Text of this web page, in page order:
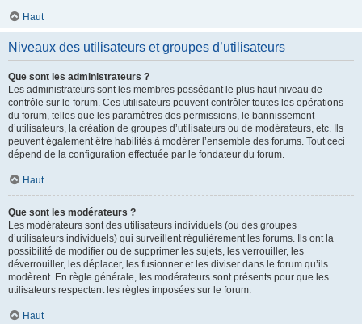
Haut
Niveaux des utilisateurs et groupes d’utilisateurs
Que sont les administrateurs ?
Les administrateurs sont les membres possédant le plus haut niveau de
contrôle sur le forum. Ces utilisateurs peuvent contrôler toutes les opérations
du forum, telles que les paramètres des permissions, le bannissement
d’utilisateurs, la création de groupes d’utilisateurs ou de modérateurs, etc. Ils
peuvent également être habilités à modérer l’ensemble des forums. Tout ceci
dépend de la configuration effectuée par le fondateur du forum.
Haut
Que sont les modérateurs ?
Les modérateurs sont des utilisateurs individuels (ou des groupes
d’utilisateurs individuels) qui surveillent régulièrement les forums. Ils ont la
possibilité de modifier ou de supprimer les sujets, les verrouiller, les
déverrouiller, les déplacer, les fusionner et les diviser dans le forum qu’ils
modèrent. En règle générale, les modérateurs sont présents pour que les
utilisateurs respectent les règles imposées sur le forum.
Haut